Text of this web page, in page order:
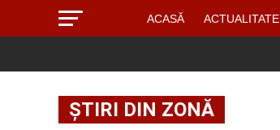
ACASĂ ACTUALITATE
ȘTIRI DIN ZONĂ